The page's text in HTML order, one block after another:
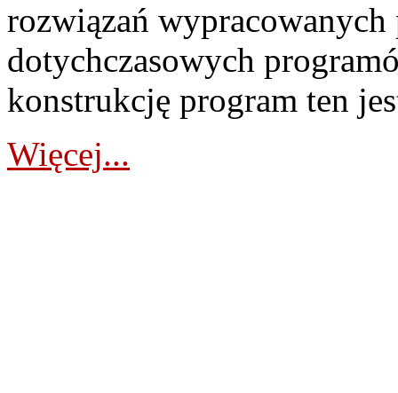
rozwiązań
dotychczasowych
konstrukcję program ten
Więcej...